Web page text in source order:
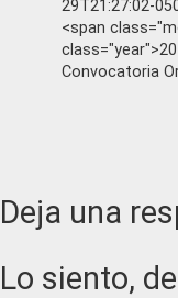
29T21:27:02-
<span
Convocatoria
Reader
Interactions
Deja una
Lo siento,